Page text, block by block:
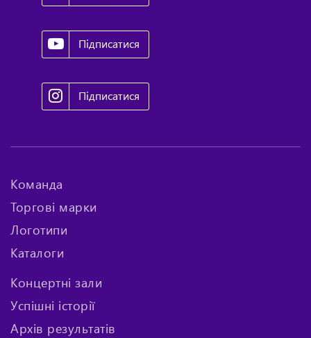
Підписатися
Підписатися
Команда
Торгові марки
Логотипи
Каталоги
Концертні зали
Успішні історії
Архів результатів